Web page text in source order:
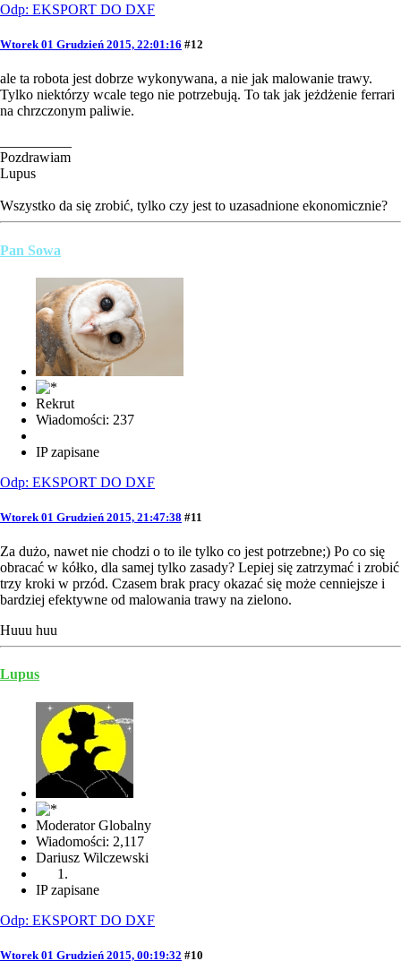
Odp: EKSPORT DO DXF
Wtorek 01 Grudzień 2015, 22:01:16 #12
ale ta robota jest dobrze wykonywana, a nie jak malowanie trawy.
Tylko niektórzy wcale tego nie potrzebują. To tak jak jeżdżenie ferrari
na chrzczonym paliwie.
Pozdrawiam
Lupus
Wszystko da się zrobić, tylko czy jest to uzasadnione ekonomicznie?
Pan Sowa
Rekrut
Wiadomości: 237
IP zapisane
Odp: EKSPORT DO DXF
Wtorek 01 Grudzień 2015, 21:47:38 #11
Za dużo, nawet nie chodzi o to ile tylko co jest potrzebne;) Po co się
obracać w kółko, dla samej tylko zasady? Lepiej się zatrzymać i zrobić
trzy kroki w przód. Czasem brak pracy okazać się może cenniejsze i
bardziej efektywne od malowania trawy na zielono.
Huuu huu
Lupus
Moderator Globalny
Wiadomości: 2,117
Dariusz Wilczewski
IP zapisane
Odp: EKSPORT DO DXF
Wtorek 01 Grudzień 2015, 00:19:32 #10